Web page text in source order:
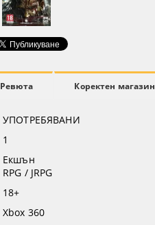
Ревюта Коректен магазин
УПОТРЕБЯВАНИ
1
Екшън
RPG / JRPG
18+
Xbox 360